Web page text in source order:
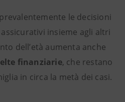
le decisioni
insieme agli altri
dell’età aumenta anche
finanziarie, che restano
in circa la metà dei casi.